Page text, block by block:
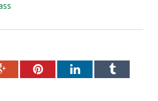
Google+PinterestLinkedInTumblr